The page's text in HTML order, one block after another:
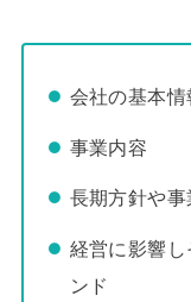
会社の基本情
事業内容
長期方針や事
経営に影響
ンド